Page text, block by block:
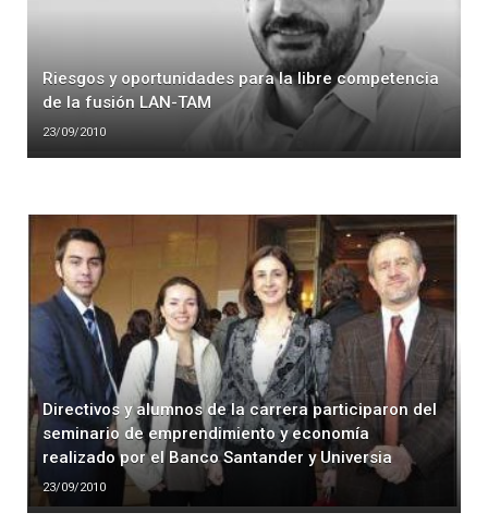
Riesgos y oportunidades para la libre competencia
de la fusión LAN-TAM
23/09/2010
Directivos y alumnos de la carrera participaron del
seminario de emprendimiento y economía
realizado por el Banco Santander y Universia
23/09/2010